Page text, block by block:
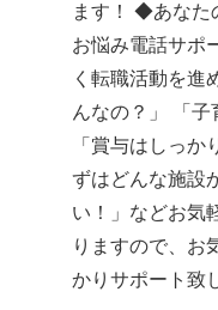
ます！ ◆あなた
お悩み電話サポ
く転職活動を進
んなの？」 「
「賞与はしっ
ずはどんな施設
い！」などお気
りますので、お
かりサポート致